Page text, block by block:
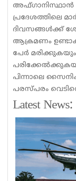
അഫ്ഗാനിസ്ഥാൻ
പ്രദേശത്തിലെ
ദിവസങ്ങൾക്ക്
ആക്രമണം
പേർ മരിക്കുകയും
പിന്നാലെ
പരസ്പരം
Latest News: